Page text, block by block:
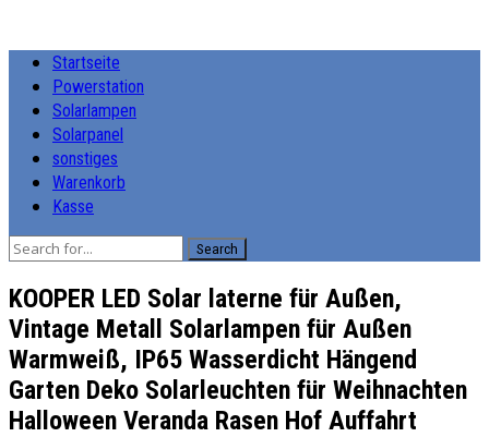
Startseite
Powerstation
Solarlampen
Solarpanel
sonstiges
Warenkorb
Kasse
Search
KOOPER LED Solar laterne für Außen,
Vintage Metall Solarlampen für Außen
Warmweiß, IP65 Wasserdicht Hängend
Garten Deko Solarleuchten für Weihnachten
Halloween Veranda Rasen Hof Auffahrt